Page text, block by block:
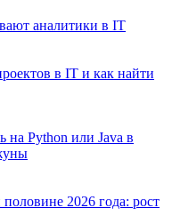
аналитики в IT
в IT и как найти
на Python или Java в
2026 года: рост